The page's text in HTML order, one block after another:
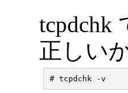
tcpdchk
正しい